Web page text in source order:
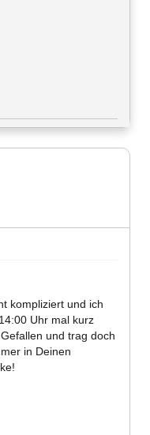
kompliziert und ich
Uhr mal kurz
und trag doch
in Deinen